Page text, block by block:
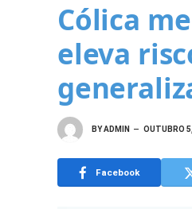
Cólica
eleva
BYADMIN OUTUBRO
Facebook